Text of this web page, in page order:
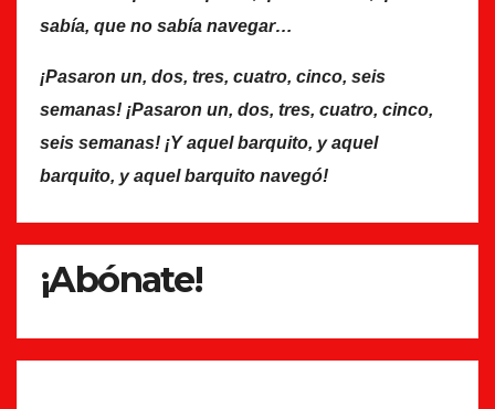
sabía, que no sabía navegar…
¡Pasaron un, dos, tres, cuatro, cinco, seis
semanas! ¡Pasaron un, dos, tres, cuatro, cinco,
seis semanas! ¡Y aquel barquito, y aquel
barquito, y aquel barquito navegó!
¡Abónate!